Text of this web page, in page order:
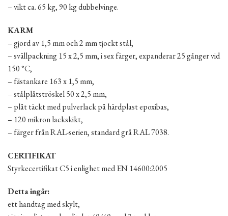
– vikt ca. 65 kg, 90 kg dubbelvinge.
KARM
– gjord av 1,5 mm och 2 mm tjockt stål,
– svällpackning 15 x 2,5 mm, i sex färger, expanderar 25 gånger vid
150 °C,
– fästankare 163 x 1,5 mm,
– stålplåtströskel 50 x 2,5 mm,
– plåt täckt med pulverlack på härdplast epoxibas,
– 120 mikron lackskikt,
– färger från RAL-serien, standard grå RAL 7038.
CERTIFIKAT
Styrkecertifikat C5 i enlighet med EN 14600:2005
Detta ingår:
ett handtag med skylt,